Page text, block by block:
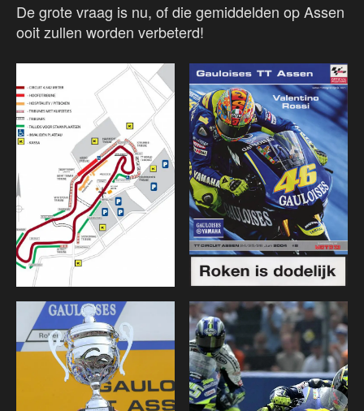
De grote vraag is nu, of die gemiddelden op Assen
ooit zullen worden verbeterd!